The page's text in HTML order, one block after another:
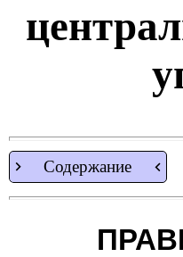
Содержание